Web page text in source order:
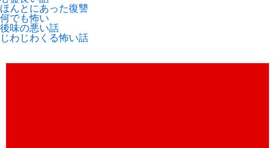
ほんとにあった復讐
何でも怖い
後味の悪い話
じわじわくる怖い話